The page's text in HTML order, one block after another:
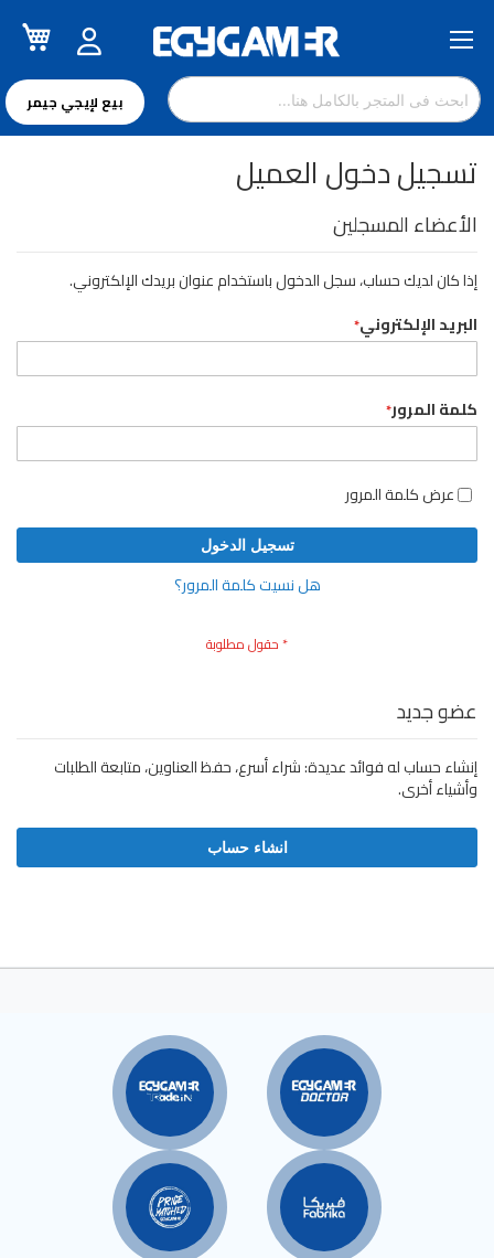
إلى
المحتوى
بيع لإيجي جيمر
تسجيل دخول العميل
الأعضاء المسجلين
إذا كان لديك حساب، سجل الدخول باستخدام عنوان بريدك الإلكتروني.
البريد الإلكتروني
كلمة المرور
عرض كلمة المرور
تسجيل الدخول
هل نسيت كلمة المرور؟
عضو جديد
إنشاء حساب له فوائد عديدة: شراء أسرع، حفظ العناوين، متابعة الطلبات
وأشياء أخرى.
انشاء حساب